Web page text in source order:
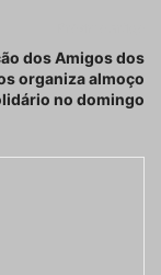
dos Amigos dos
organiza almoço
no domingo